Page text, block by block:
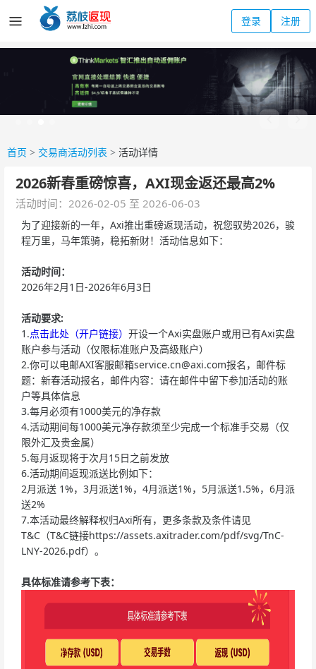
登录 注册
首页 > 交易商活动列表 > 活动详情
2026新春重磅惊喜，AXI现金返还最高2%
活动时间：2026-02-05 至 2026-06-03
为了迎接新的一年，Axi推出重磅返现活动，祝您驭势2026，骏
程万里，马年策骑，稳拓新财！活动信息如下：
活动时间：
2026年2月1日-2026年6月3日
活动要求:
1.点击此处（开户链接） 开设一个Axi实盘账户或用已有Axi实盘
账户参与活动（仅限标准账户及高级账户）
2.你可以电邮AXI客服邮箱service.cn@axi.com报名，邮件标
题：新春活动报名，邮件内容：请在邮件中留下参加活动的账
户等具体信息
3.每月必须有1000美元的净存款
4.活动期间每1000美元净存款须至少完成一个标准手交易（仅
限外汇及贵金属）
5.每月返现将于次月15日之前发放
6.活动期间返现派送比例如下：
2月派送 1%，3月派送1%，4月派送1%，5月派送1.5%，6月派
送2%
7.本活动最终解释权归Axi所有，更多条款及条件请见
T&C（T&C链接https://assets.axitrader.com/pdf/svg/TnC-
LNY-2026.pdf）。
具体标准请参考下表：